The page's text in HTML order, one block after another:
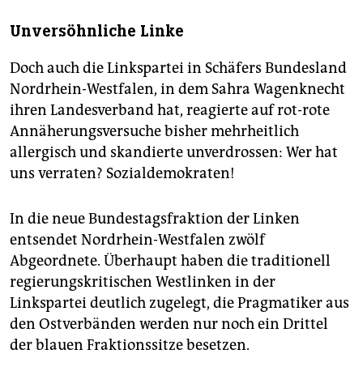
Unversöhnliche Linke
Doch auch die Linkspartei in Schäfers Bundesland
Nordrhein-Westfalen, in dem Sahra Wagenknecht
ihren Landesverband hat, reagierte auf rot-rote
Annäherungsversuche bisher mehrheitlich
allergisch und skandierte unverdrossen: Wer hat
uns verraten? Sozialdemokraten!
In die neue Bundestagsfraktion der Linken
entsendet Nordrhein-Westfalen zwölf
Abgeordnete. Überhaupt haben die traditionell
regierungskritischen Westlinken in der
Linkspartei deutlich zugelegt, die Pragmatiker aus
den Ostverbänden werden nur noch ein Drittel
der blauen Fraktionssitze besetzen.